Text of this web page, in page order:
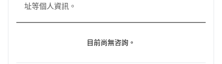
址等個人資訊。
目前尚無咨詢。